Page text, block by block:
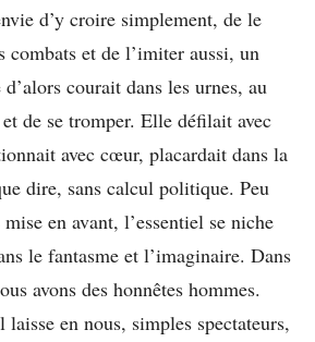
d’y croire simplement, de le
combats et de l’imiter aussi, un
courait dans les urnes, au
de se tromper. Elle défilait avec
avec cœur, placardait dans la
dire, sans calcul politique. Peu
en avant, l’essentiel se niche
le fantasme et l’imaginaire. Dans
avons des honnêtes hommes.
en nous, simples spectateurs,